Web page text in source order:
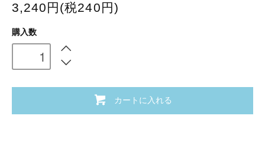
3,240円(税240円)
購入数
カートに入れる